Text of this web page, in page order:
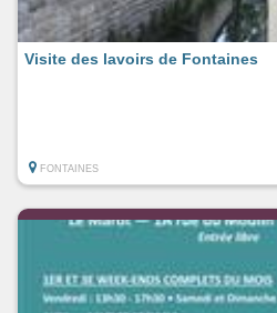
Visite des lavoirs de Fontaines
FONTAINES